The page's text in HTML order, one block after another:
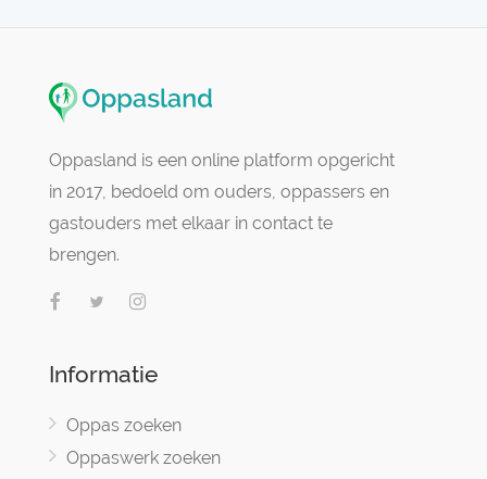
Oppasland is een online platform opgericht
in 2017, bedoeld om ouders, oppassers en
gastouders met elkaar in contact te
brengen.
Informatie
Oppas zoeken
Oppaswerk zoeken